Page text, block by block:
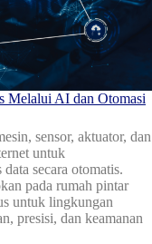
Melalui AI dan Otomasi
sensor, aktuator, dan
untuk
secara otomatis.
pada rumah pintar
untuk lingkungan
presisi, dan keamanan